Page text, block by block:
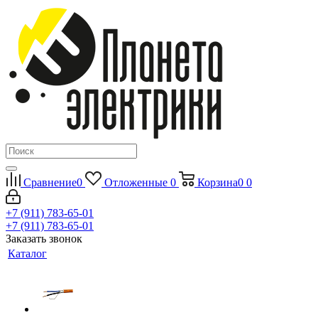
Сравнение0 Отложенные 0 Корзина0 0
+7 (911) 783-65-01
+7 (911) 783-65-01
Заказать звонок
Каталог